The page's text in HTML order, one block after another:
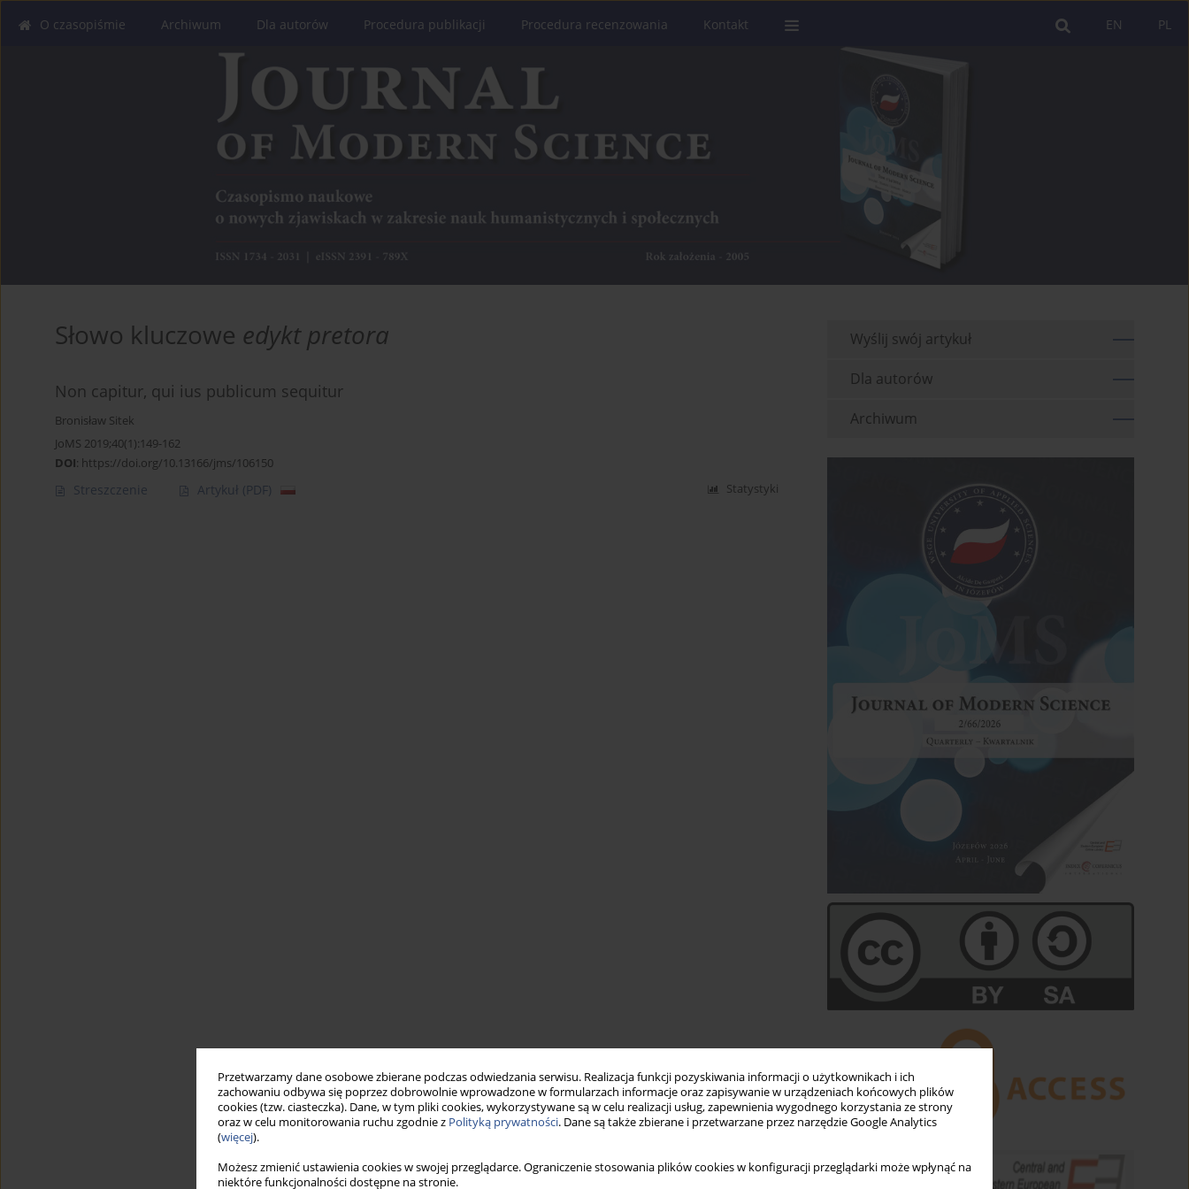
Przetwarzamy dane osobowe zbierane podczas odwiedzania serwisu. Realizacja funkcji pozyskiwania informacji o użytkownikach i ich
zachowaniu odbywa się poprzez dobrowolnie wprowadzone w formularzach informacje oraz zapisywanie w urządzeniach końcowych plików
cookies (tzw. ciasteczka). Dane, w tym pliki cookies, wykorzystywane są w celu realizacji usług, zapewnienia wygodnego korzystania ze strony
oraz w celu monitorowania ruchu zgodnie z Polityką prywatności. Dane są także zbierane i przetwarzane przez narzędzie Google Analytics
(więcej).
Możesz zmienić ustawienia cookies w swojej przeglądarce. Ograniczenie stosowania plików cookies w konfiguracji przeglądarki może wpłynąć na
niektóre funkcjonalności dostępne na stronie.
PL
EN
O czasopiśmie Archiwum Dla autorów Procedura publikacji Procedura recenzowania Kontakt
Słowo kluczowe edykt pretora
Non capitur, qui ius publicum sequitur
Bronisław Sitek
JoMS 2019;40(1):149-162
DOI: https://doi.org/10.13166/jms/106150
Streszczenie Artykuł (PDF) Statystyki
Wyślij swój artykuł
Dla autorów
Archiwum